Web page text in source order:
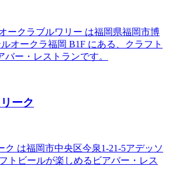
ークラブルワリー は福岡県福岡市博
オークラ福岡 B1F にある、クラフト
バー・レストランです。
ーク
ク は福岡市中央区今泉1-21-5アデッソ
トビールが楽しめるビアバー・レス